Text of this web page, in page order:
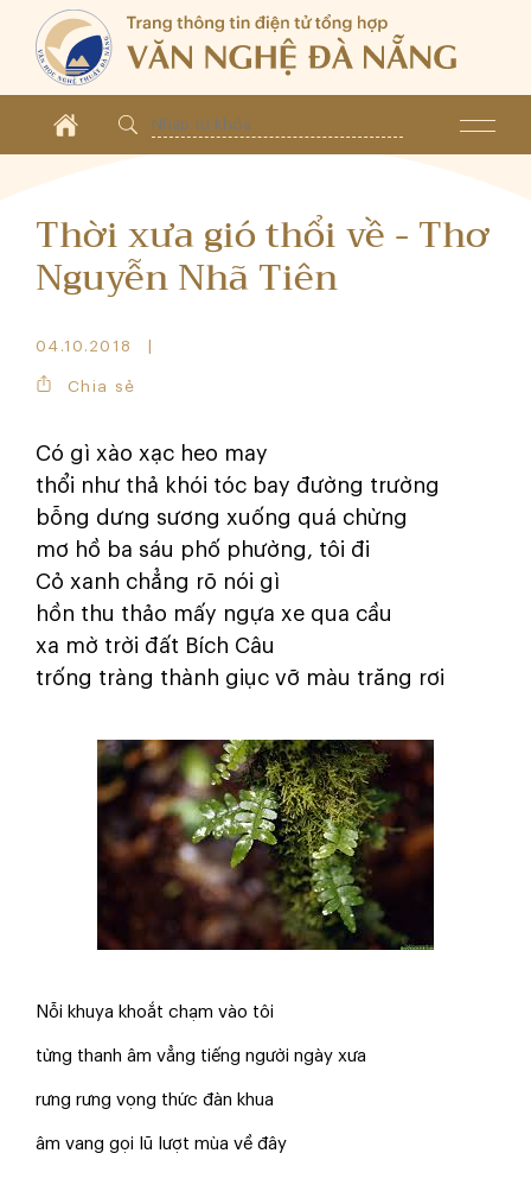
Thời xưa gió thổi về - Thơ
Nguyễn Nhã Tiên
04.10.2018
Chia sẻ
Có gì xào xạc heo may
thổi như thả khói tóc bay đường trường
bỗng dưng sương xuống quá chừng
mơ hồ ba sáu phố phường, tôi đi
Cỏ xanh chẳng rõ nói gì
hồn thu thảo mấy ngựa xe qua cầu
xa mờ trời đất Bích Câu
trống tràng thành giục vỡ màu trăng rơi
Nỗi khuya khoắt chạm vào tôi
từng thanh âm vẳng tiếng người ngày xưa
rưng rưng vọng thức đàn khua
âm vang gọi lũ lượt mùa về đây